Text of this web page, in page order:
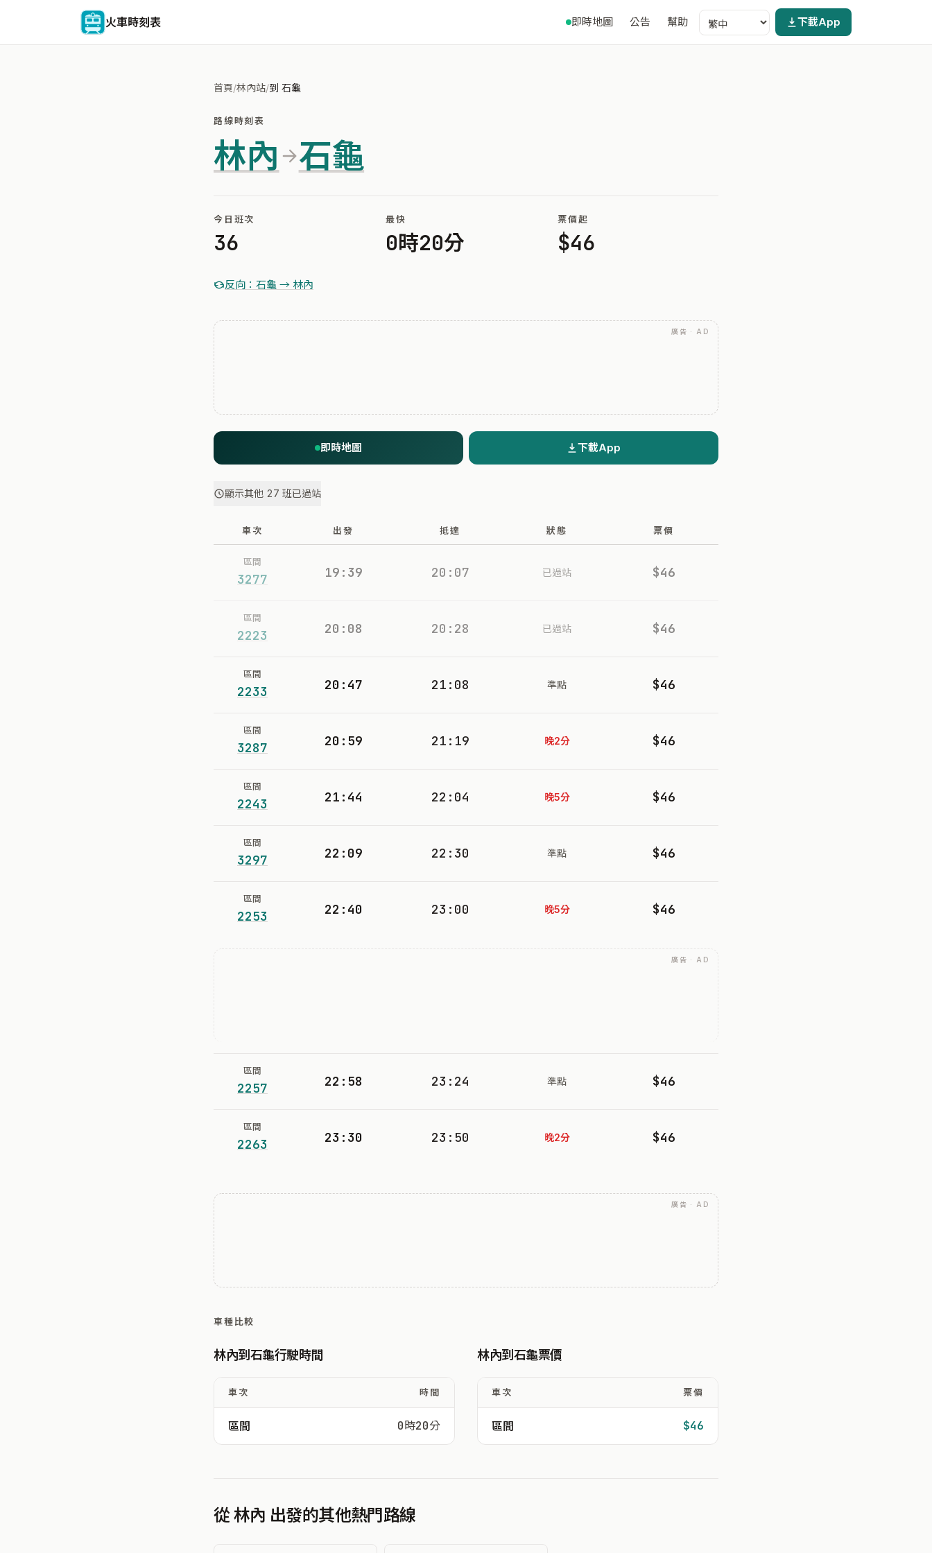
火車時刻表 即時地圖 公告 幫助 下載App
首頁/林內站/到 石龜
路線時刻表
林內 石龜
今日班次
36
最快
0時20分
票價起
$46
反向：石龜 → 林內
廣告 · AD
即時地圖 下載App
顯示其他 27 班已過站
車次 出發 抵達 狀態 票價
區間
3277 19:39 20:07 已過站 $46
區間
2223 20:08 20:28 已過站 $46
區間
2233 20:47 21:08 準點 $46
區間
3287 20:59 21:19 晚2分 $46
區間
2243 21:44 22:04 晚5分 $46
區間
3297 22:09 22:30 準點 $46
區間
2253 22:40 23:00 晚5分 $46
廣告 · AD
區間
2257 22:58 23:24 準點 $46
區間
2263 23:30 23:50 晚2分 $46
廣告 · AD
車種比較
林內到石龜行駛時間
車次 時間
區間 0時20分
林內到石龜票價
車次 票價
區間 $46
從 林內 出發的其他熱門路線